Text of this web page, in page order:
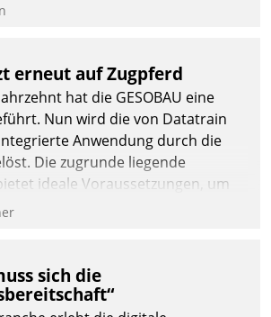
erneut auf Zugpferd
hat die GESOBAU eine
Nun wird die von Datatrain
Anwendung durch die
Die zugrunde liegende
ideale Voraussetzungen, um
der App zu erweitern und weitere
sich die